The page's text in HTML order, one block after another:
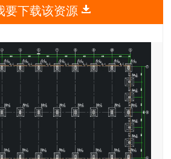
要下载该资源